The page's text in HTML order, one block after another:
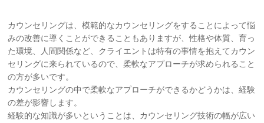
カウンセリングは、模範的なカウンセリングをすることによって悩
みの改善に導くことができることもありますが、性格や体質、育っ
た環境、人間関係など、クライエントは特有の事情を抱えてカウン
セリングに来られているので、柔軟なアプローチが求められること
の方が多いです。
カウンセリングの中で柔軟なアプローチができるかどうかは、経験
の差が影響します。
経験的な知識が多いということは、カウンセリング技術の幅が広い